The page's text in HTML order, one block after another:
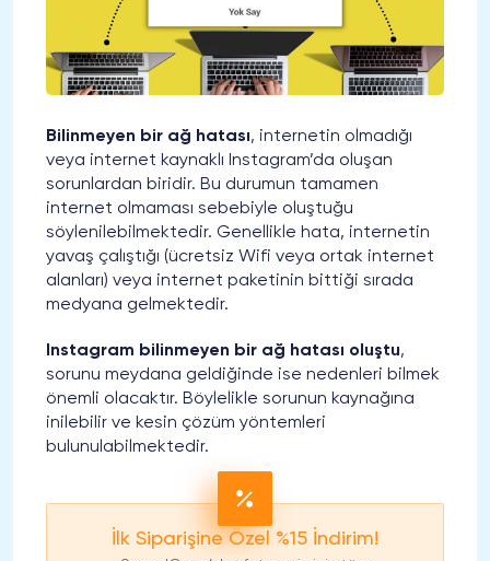
Bilinmeyen bir ağ hatası, internetin olmadığı
veya internet kaynaklı Instagram’da oluşan
sorunlardan biridir. Bu durumun tamamen
internet olmaması sebebiyle oluştuğu
söylenilebilmektedir. Genellikle hata, internetin
yavaş çalıştığı (ücretsiz Wifi veya ortak internet
alanları) veya internet paketinin bittiği sırada
medyana gelmektedir.
Instagram bilinmeyen bir ağ hatası oluştu,
sorunu meydana geldiğinde ise nedenleri bilmek
önemli olacaktır. Böylelikle sorunun kaynağına
inilebilir ve kesin çözüm yöntemleri
bulunulabilmektedir.
İlk Siparişine Özel %15 İndirim!